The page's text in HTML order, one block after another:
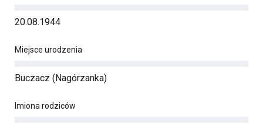
20.08.1944
Miejsce urodzenia
Buczacz (Nagórzanka)
Imiona rodziców